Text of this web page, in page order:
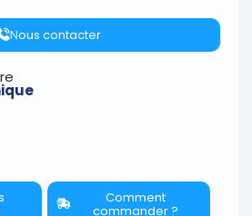
Nous contacter
Comment
commander ?